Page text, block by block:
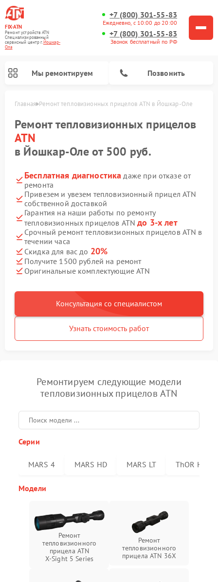
FIX-ATN
Ремонт устройств ATN
Специализированный
cервисный центр г.Йошкар-
Ола
+7 (800) 301-55-83
Ежедневно, с 10:00 до 20:00
+7 (800) 301-55-83
Звонок бесплатный по РФ
Мы ремонтируем Позвонить
Главная Ремонт тепловизионных прицелов ATN в Йошкар-Оле
Ремонт тепловизионных прицелов
ATN
в Йошкар-Оле от 500 руб.
Бесплатная диагностика даже при отказе от
ремонта
Привезем и увезем тепловизионный прицел ATN
собственной доставкой
Гарантия на наши работы по ремонту
тепловизионных прицелов ATNдо 3-х лет
Срочный ремонт тепловизионных прицелов ATN в
течении часа
Скидка для вас до 20%
Получите 1500 рублей на ремонт
Оригинальные комплектующие ATN
Консультация со специалистом
Узнать стоимость работ
Ремонтируем следующие модели
тепловизионных прицелов ATN
Серии
MARS 4 MARS HD MARS LT ThOR HD
Модели
Ремонт
тепловизионного
прицела ATN
X‑Sight 5 Series
Ремонт
тепловизионного
прицела ATN 36X